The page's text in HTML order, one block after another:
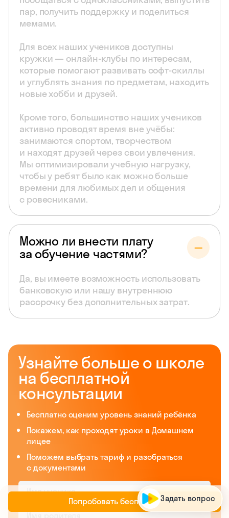
Попробовать бесплатно
пар, получить поддержку и поделиться
мемами.
Для всех наших учеников доступны
кружки — онлайн-клубы по интересам,
которые помогают развивать софт-скиллы
и углублять знания по предметам, находить
новые хобби и друзей.
Кроме того, большинство наших учеников
активно проводят время вне учёбы:
занимаются спортом, творчеством
и находят друзей через свои увлечения.
Мы оптимизировали учебную нагрузку,
чтобы у ребят было как можно больше
времени для любимых дел и общения
с ровесниками.
Можно ли внести плату
за обучение частями?
Да, вы имеете возможность использовать
банковскую или нашу внутреннюю
рассрочку без дополнительных затрат.
Узнайте больше о школе
на бесплатной
консультации
Бесплатно оценим уровень знаний ребёнка
Покажем, как проходят уроки в Домашнем
лицее
Поможем выбрать тариф и разобраться
с документами
Узнайт есвойуровеньз
Задать вопрос